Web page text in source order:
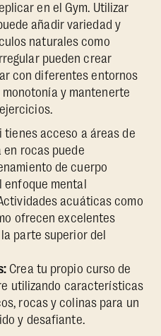
en el Gym. Utilizar
añadir variedad y
naturales como
pueden crear
con diferentes entornos
y mantenerte
tienes acceso a áreas de
en rocas puede
de cuerpo
mental
acuáticas como
ofrecen excelentes
parte superior del
Crea tu propio curso de
utilizando características
rocas y colinas para un
y desafiante.